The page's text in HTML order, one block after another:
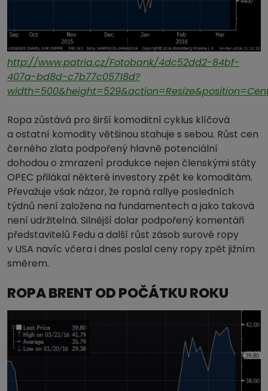
http://www.patria.cz/Fotobank/4dc52dd2-84bf-
407a-bd8d-c7b77c05718d?
Ropa zůstává pro širší komoditní cyklus klíčová
a ostatní komodity většinou stahuje s sebou. Růst cen
černého zlata podpořený hlavně potenciální
dohodou o zmrazení produkce nejen členskými státy
OPEC přilákal některé investory zpět ke komoditám.
Převažuje však názor, že ropná rallye posledních
týdnů není založena na fundamentech a jako taková
není udržitelná. Silnější dolar podpořený komentáři
představitelů Fedu a další růst zásob surové ropy
v USA navíc včera i dnes poslal ceny ropy zpět jižním
směrem.
ROPA BRENT OD POČÁTKU ROKU